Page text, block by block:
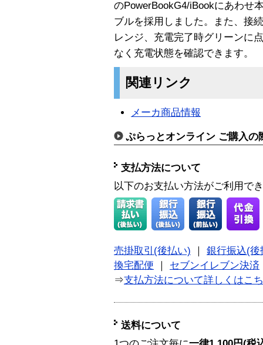
のPowerBookG4/iBookにあわせ
ブルを採用しました。また、接
レンジ、充電完了時グリーンに
なく充電状態を確認できます。
関連リンク
メーカ商品情報
ぷらっとオンライン ご購入の
支払方法について
以下のお支払い方法がご利用で
売掛取引(後払い)
銀行振込(後
換宅配便
セブンイレブン決済
⇒支払方法について詳しくはこ
送料について